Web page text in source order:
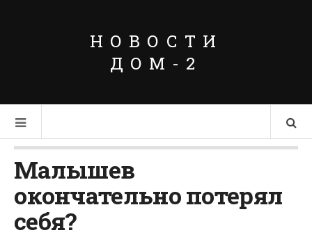
НОВОСТИ
ДОМ-2
Малышев
окончательно потерял
себя?